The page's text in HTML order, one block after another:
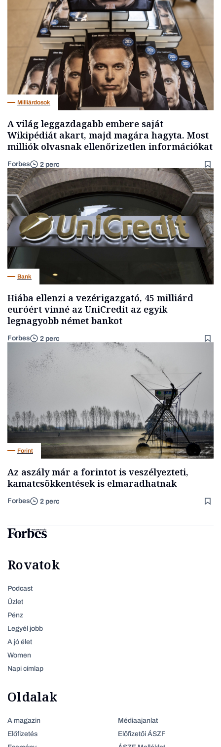
Milliárdosok
A világ leggazdagabb embere saját
Wikipédiát akart, majd magára hagyta. Most
milliók olvasnak ellenőrizetlen információkat
Forbes 2 perc
Bank
Hiába ellenzi a vezérigazgató, 45 milliárd
euróért vinné az UniCredit az egyik
legnagyobb német bankot
Forbes 2 perc
Forint
Az aszály már a forintot is veszélyezteti,
kamatcsökkentések is elmaradhatnak
Forbes 2 perc
Rovatok
Podcast
Üzlet
Pénz
Legyél jobb
A jó élet
Women
Napi címlap
Oldalak
A magazin
Előfizetés
Médiaajanlat
Előfizetői ÁSZF